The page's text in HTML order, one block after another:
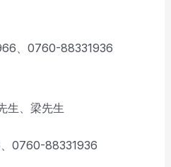
、0760-88331936
生、梁先生
0760-88331936